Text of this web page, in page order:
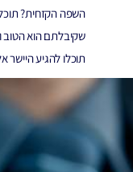
השפה הקזחית?
שקיבלתם הוא הטוב
תוכלו להגיע